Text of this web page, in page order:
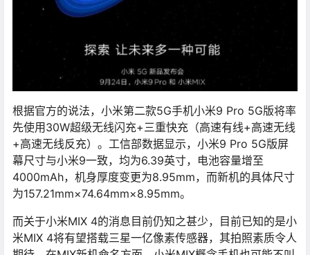
根据官方的说法，小米第二款5G手机小米9 Pro 5G版将率
先使用30W超级无线闪充+三重快充（高速有线+高速无线
+高速无线反充）。工信部数据显示，小米9 Pro 5G版屏
幕尺寸与小米9一致，均为6.39英寸，电池容量增至
4000mAh，机身厚度变更为8.95mm，而新机的具体尺寸
为157.21mm×74.64mm×8.95mm。
而关于小米MIX 4的消息目前仍知之甚少，目前已知的是小
米MIX 4将有望搭载三星一亿像素传感器，其拍照素质令人